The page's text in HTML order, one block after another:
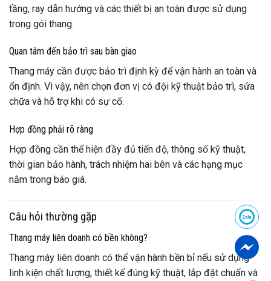
tầng, ray dẫn hướng và các thiết bị an toàn được sử dụng
trong gói thang.
Quan tâm đến bảo trì sau bàn giao
Thang máy cần được bảo trì định kỳ để vận hành an toàn và
ổn định. Vì vậy, nên chọn đơn vị có đội kỹ thuật bảo trì, sửa
chữa và hỗ trợ khi có sự cố.
Hợp đồng phải rõ ràng
Hợp đồng cần thể hiện đầy đủ tiến độ, thông số kỹ thuật,
thời gian bảo hành, trách nhiệm hai bên và các hạng mục
nằm trong báo giá.
Câu hỏi thường gặp
Thang máy liên doanh có bền không?
Thang máy liên doanh có thể vận hành bền bỉ nếu sử dụng
linh kiện chất lượng, thiết kế đúng kỹ thuật, lắp đặt chuẩn và